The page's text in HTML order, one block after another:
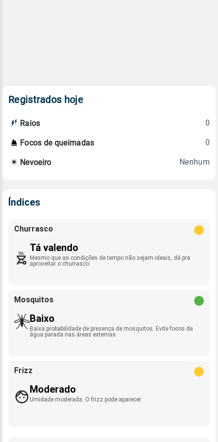
Registrados hoje
Raios 0
Focos de queimadas 0
Nevoeiro Nenhum
Índices
Churrasco
Tá valendo
Mesmo que as condições de tempo não sejam ideais, dá pra
aproveitar o churrasco.
Mosquitos
Baixo
Baixa probabilidade de presença de mosquitos. Evite focos de
água parada nas áreas externas.
Frizz
Moderado
Umidade moderada. O frizz pode aparecer.